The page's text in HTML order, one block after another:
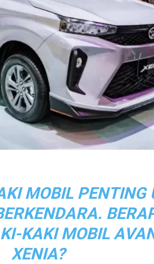
MOBIL PENTING
KAKI MOBIL
XENIA?